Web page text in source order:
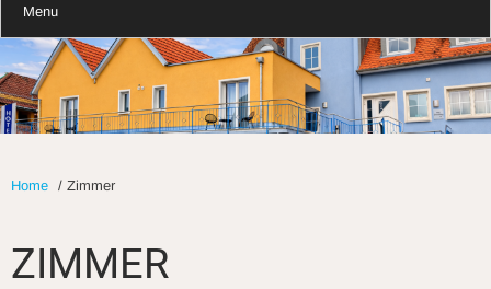
Menu
Home / Zimmer
ZIMMER